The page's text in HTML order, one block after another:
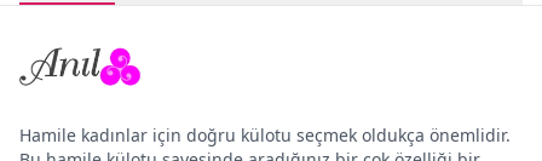
Hamile kadınlar için doğru külotu seçmek oldukça önemlidir.